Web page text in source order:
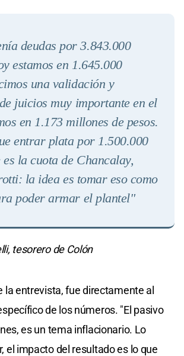
deudas por 3.843.000
estamos en 1.645.000
una validación y
juicios muy importante en el
en 1.173 millones de pesos.
entrar plata por 1.500.000
la cuota de Chancalay,
la idea es tomar eso como
poder armar el plantel"
tesorero de Colón
la entrevista, fue directamente al
de los números. "El pasivo
es un tema inflacionario. Lo
el impacto del resultado es lo que